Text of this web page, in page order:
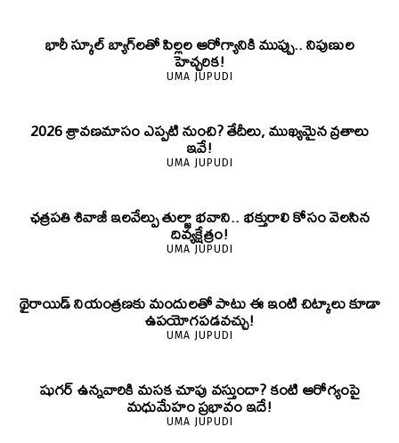
భారీ స్కూల్ బ్యాగ్‌లతో పిల్లల ఆరోగ్యానికి ముప్పు.. నిపుణుల
హెచ్చరిక!
UMA JUPUDI
2026 శ్రావణమాసం ఎప్పటి నుంచి? తేదీలు, ముఖ్యమైన వ్రతాలు
ఇవే!
UMA JUPUDI
ఛత్రపతి శివాజీ ఇలవేల్పు తుల్జా భవాని.. భక్తురాలి కోసం వెలసిన
దివ్యక్షేత్రం!
UMA JUPUDI
థైరాయిడ్ నియంత్రణకు మందులతో పాటు ఈ ఇంటి చిట్కాలు కూడా
ఉపయోగపడవచ్చు!
UMA JUPUDI
షుగర్ ఉన్నవారికి మసక చూపు వస్తుందా? కంటి ఆరోగ్యంపై
మధుమేహం ప్రభావం ఇదే!
UMA JUPUDI